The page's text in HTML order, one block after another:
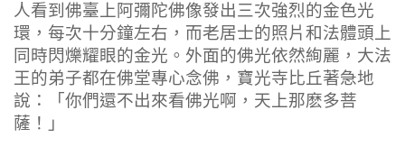
人看到佛臺上阿彌陀佛像發出三次強烈的金色光
環，每次十分鐘左右，而老居士的照片和法體頭上
同時閃爍耀眼的金光。外面的佛光依然絢麗，大法
王的弟子都在佛堂專心念佛，寶光寺比丘著急地
說：「你們還不出來看佛光啊，天上那麽多菩
薩！」